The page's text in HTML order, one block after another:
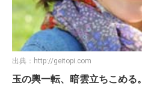
出典： http://geitopi.com
玉の輿一転、暗雲立ちこめる。